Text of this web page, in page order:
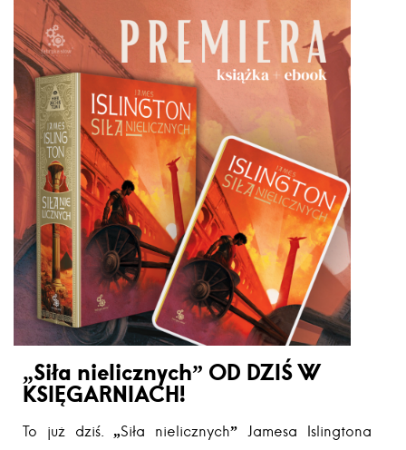
„Siła nielicznych” OD DZIŚ W
KSIĘGARNIACH!
To już dziś. „Siła nielicznych” Jamesa Islingtona